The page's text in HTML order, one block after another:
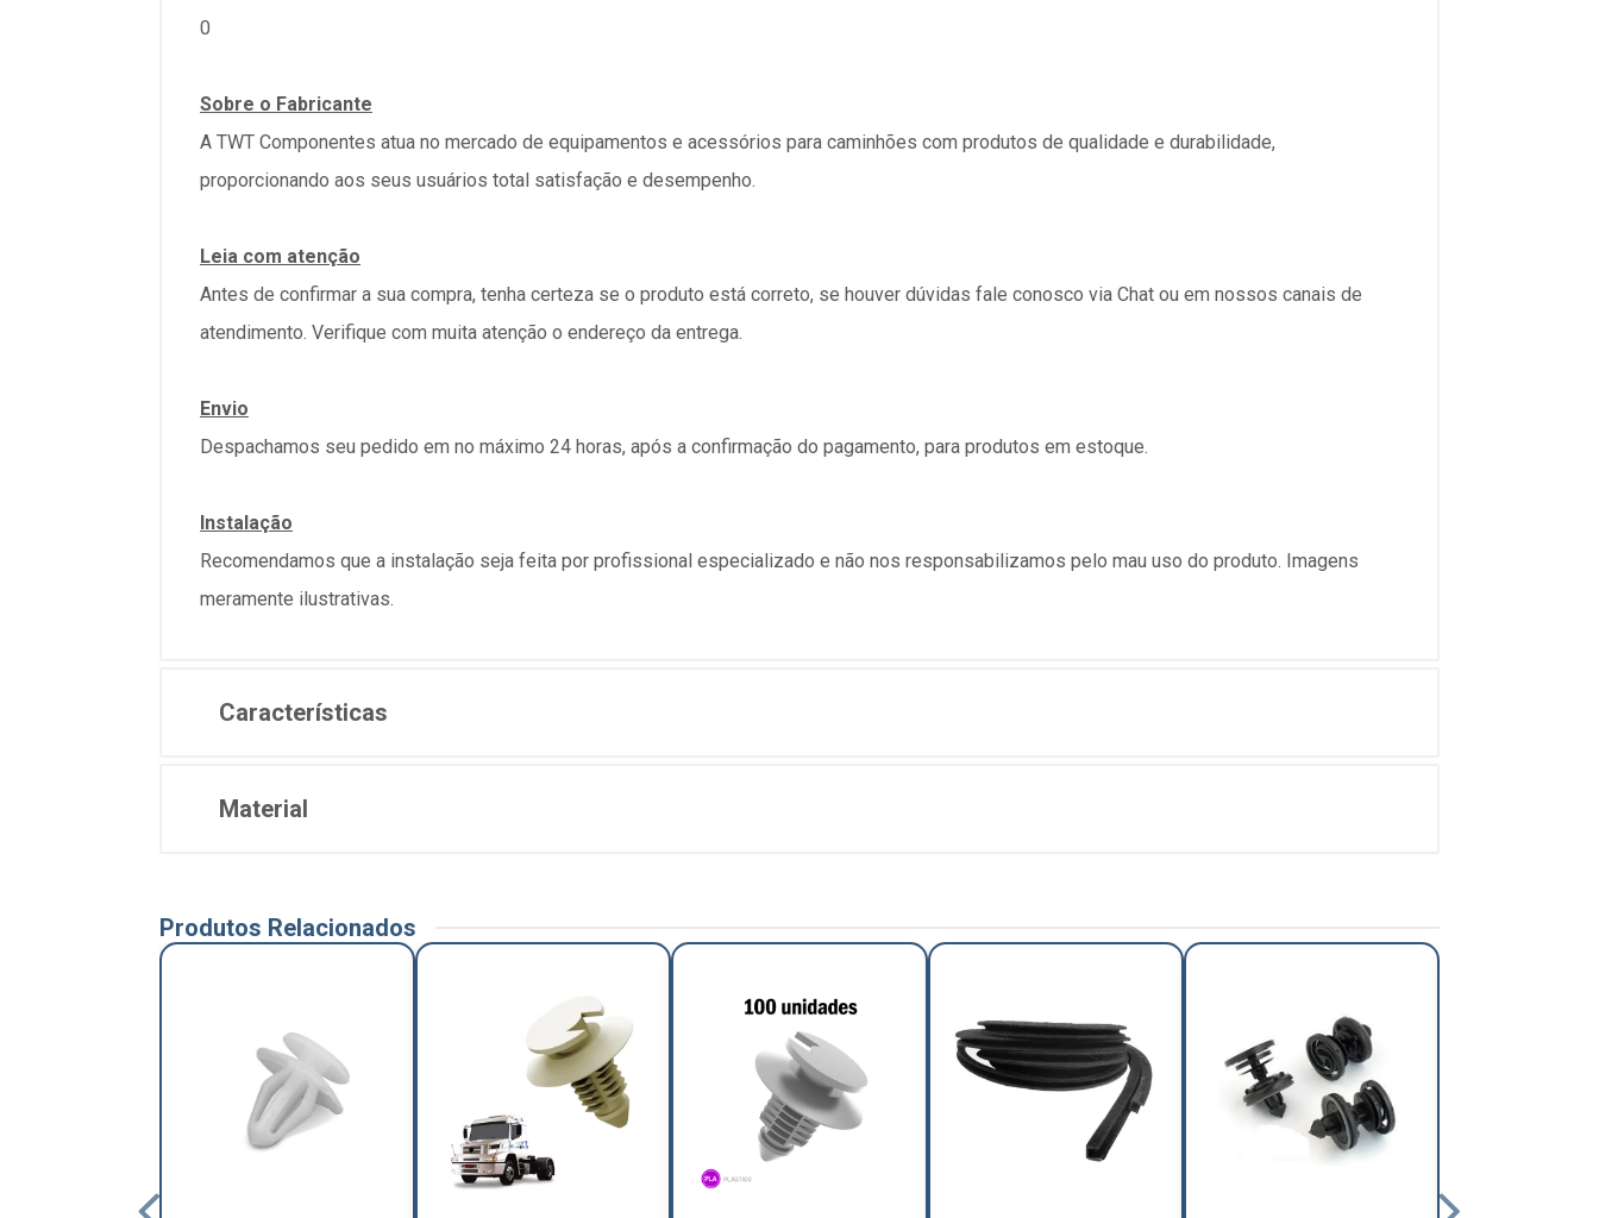
0
Sobre o Fabricante
A TWT Componentes atua no mercado de equipamentos e acessórios para caminhões com produtos de qualidade e durabilidade,
proporcionando aos seus usuários total satisfação e desempenho.
Leia com atenção
Antes de confirmar a sua compra, tenha certeza se o produto está correto, se houver dúvidas fale conosco via Chat ou em nossos canais de
atendimento. Verifique com muita atenção o endereço da entrega.
Envio
Despachamos seu pedido em no máximo 24 horas, após a confirmação do pagamento, para produtos em estoque.
Instalação
Recomendamos que a instalação seja feita por profissional especializado e não nos responsabilizamos pelo mau uso do produto. Imagens
meramente ilustrativas.
Características
Material
Produtos Relacionados